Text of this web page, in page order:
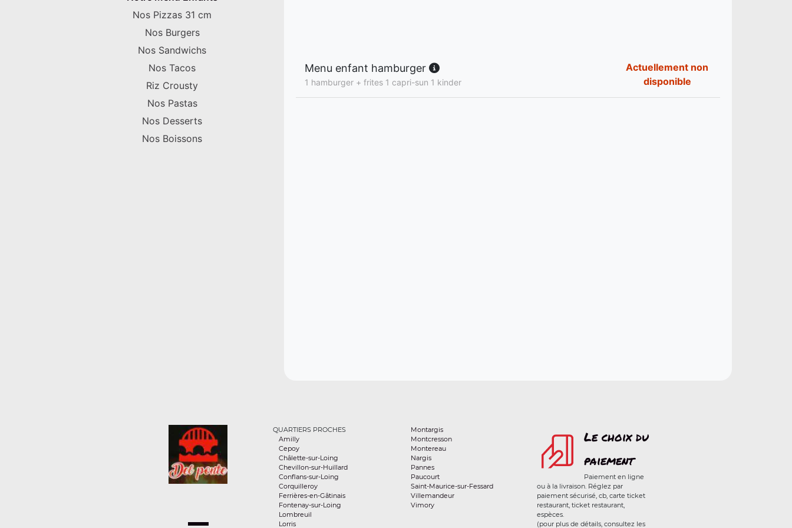
Nos Pizzas 31 cm
Nos Burgers
Nos Sandwichs
Nos Tacos
Riz Crousty
Nos Pastas
Nos Desserts
Nos Boissons
Menu enfant hamburger
1 hamburger + frites 1 capri-sun 1 kinder
Actuellement non
disponible
QUARTIERS PROCHES
Amilly
Cepoy
Châlette-sur-Loing
Chevillon-sur-Huillard
Conflans-sur-Loing
Corquilleroy
Ferrières-en-Gâtinais
Fontenay-sur-Loing
Lombreuil
Lorris
Montargis
Montcresson
Montereau
Nargis
Pannes
Paucourt
Saint-Maurice-sur-Fessard
Villemandeur
Vimory
Le choix du
paiement
Paiement en ligne
ou à la livraison. Réglez par
paiement sécurisé, cb, carte ticket
restaurant, ticket restaurant,
espèces.
(pour plus de détails, consultez les